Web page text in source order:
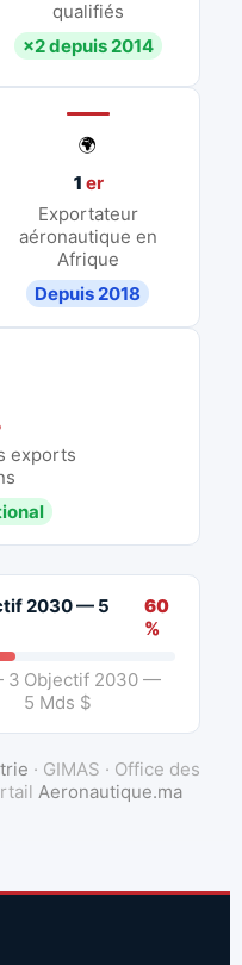
qualifiés
×2 depuis 2014
🌍
1 er
Exportateur
aéronautique en
Afrique
Depuis 2018
exports
2030 — 5
60
%
3 Objectif 2030 —
5 Mds $
· GIMAS · Office des
Aeronautique.ma